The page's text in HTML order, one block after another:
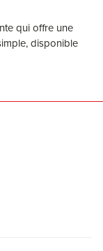
qui offre une
disponible